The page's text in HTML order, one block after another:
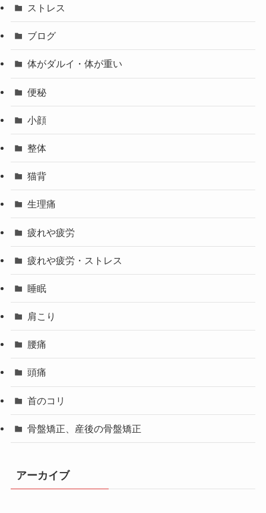
ストレス
ブログ
体がダルイ・体が重い
便秘
小顔
整体
猫背
生理痛
疲れや疲労
疲れや疲労・ストレス
睡眠
肩こり
腰痛
頭痛
首のコリ
骨盤矯正、産後の骨盤矯正
アーカイブ